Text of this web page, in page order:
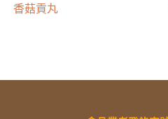
香菇貢丸